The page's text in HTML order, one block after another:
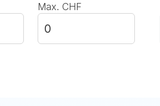
Max. CHF